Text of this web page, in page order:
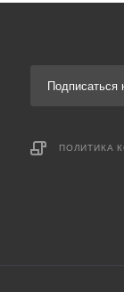
Подписаться
ПОЛИТИКА